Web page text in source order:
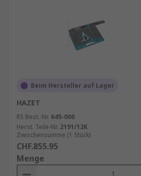
Beim Hersteller auf Lager
HAZET
RS Best.-Nr. 645-000
Herst. Teile-Nr. 2191/12K
Zwischensumme (1 Stück)
CHF.855.95
Menge